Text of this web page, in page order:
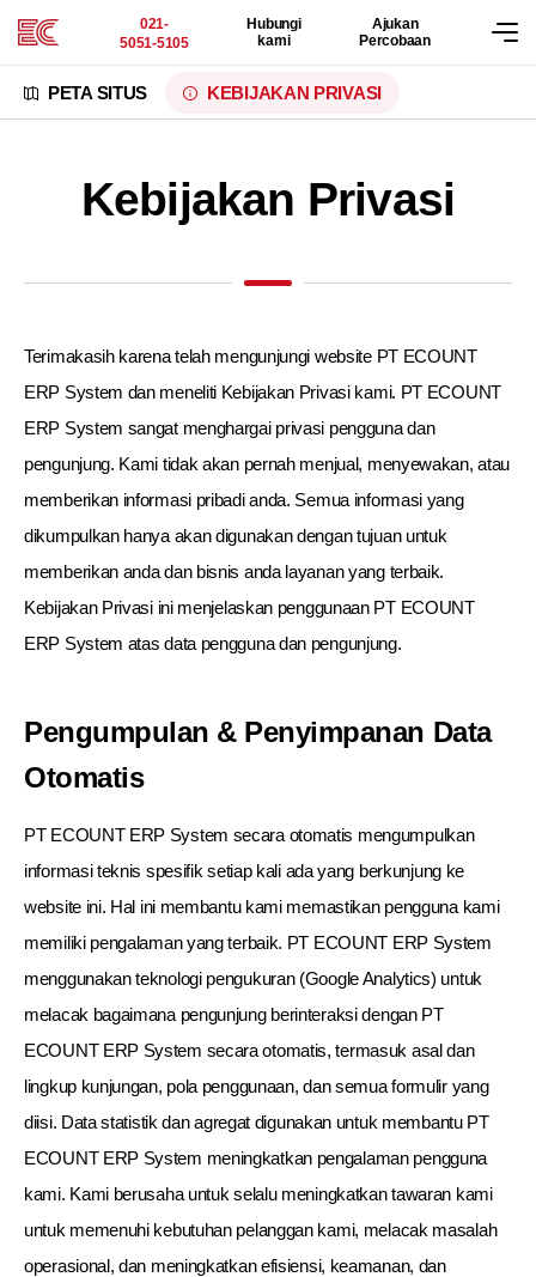
021-
5051-5105
Hubungi
kami
Ajukan
Percobaan
PETA SITUS KEBIJAKAN PRIVASI
Kebijakan Privasi
Terimakasih karena telah mengunjungi website PT ECOUNT
ERP System dan meneliti Kebijakan Privasi kami. PT ECOUNT
ERP System sangat menghargai privasi pengguna dan
pengunjung. Kami tidak akan pernah menjual, menyewakan, atau
memberikan informasi pribadi anda. Semua informasi yang
dikumpulkan hanya akan digunakan dengan tujuan untuk
memberikan anda dan bisnis anda layanan yang terbaik.
Kebijakan Privasi ini menjelaskan penggunaan PT ECOUNT
ERP System atas data pengguna dan pengunjung.
Pengumpulan & Penyimpanan Data
Otomatis
PT ECOUNT ERP System secara otomatis mengumpulkan
informasi teknis spesifik setiap kali ada yang berkunjung ke
website ini. Hal ini membantu kami memastikan pengguna kami
memiliki pengalaman yang terbaik. PT ECOUNT ERP System
menggunakan teknologi pengukuran (Google Analytics) untuk
melacak bagaimana pengunjung berinteraksi dengan PT
ECOUNT ERP System secara otomatis, termasuk asal dan
lingkup kunjungan, pola penggunaan, dan semua formulir yang
diisi. Data statistik dan agregat digunakan untuk membantu PT
ECOUNT ERP System meningkatkan pengalaman pengguna
kami. Kami berusaha untuk selalu meningkatkan tawaran kami
untuk memenuhi kebutuhan pelanggan kami, melacak masalah
operasional, dan meningkatkan efisiensi, keamanan, dan